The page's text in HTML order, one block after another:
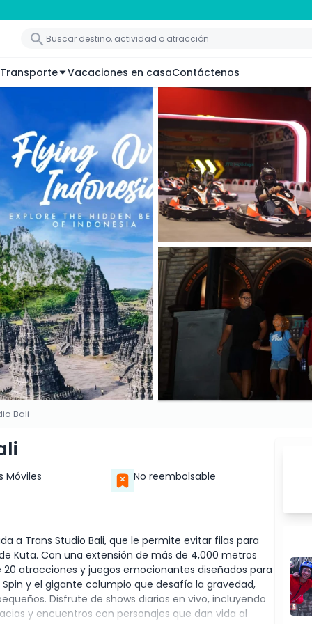
Transporte Vacaciones en casaContáctenos
Bali
Móviles No reembolsable
a Trans Studio Bali, que le permite evitar filas para
Kuta. Con una extensión de más de 4,000 metros
atracciones y juegos emocionantes diseñados para
y el gigante columpio que desafía la gravedad,
Disfrute de shows diarios en vivo, incluyendo
y encuentros con personajes que dan vida al